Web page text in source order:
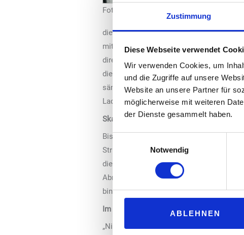
Zustimmung
Diese Webseite verwendet
Wir verwenden Cookies, um
und die Zugriffe auf unsere
Website an unsere Partner für
möglicherweise mit weiteren
der Dienste gesammelt haben.
Einwilligungsauswahl
Notwendig
ABLEHNEN
Foto: Nitrobox
die Verwaltung der wachsenden Anzahl
mit verschiedenen Akteuren in der
direkt im Compleo-Backend
die über verschiedene Roaming-
sämtliche Abrechnungsprozesse, von
Ladestrom an den CPO.
Skalierung flexibel umsetzen
Bisher arbeitete ein gut funktionierendes
Struktur insbesondere bei weiterer
die cloudbasierte Nitrobox Plattform
Abrechnungsstrukturen lässt das System
binnen kürzester Zeit erweitert zu werden.
Im Bereich E-Mobility auf der Überholspur
„Nitrobox versetzt uns in die Lage, die